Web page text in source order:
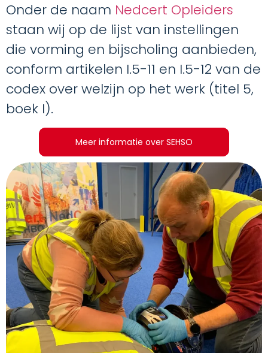
Onder de naam Nedcert Opleiders
staan wij op de lijst van instellingen
die vorming en bijscholing aanbieden,
conform artikelen I.5-11 en I.5-12 van de
codex over welzijn op het werk (titel 5,
boek I).
Meer informatie over SEHSO